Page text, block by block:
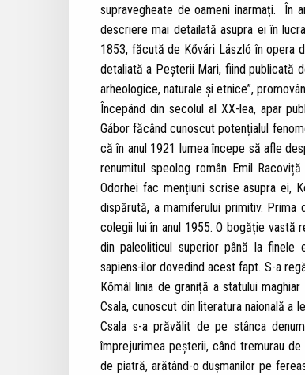
supravegheate de oameni înarmați. În
descriere mai detailată asupra ei în
1853, făcută de Kővári László în opera
detaliată a Peșterii Mari, fiind publicată
arheologice, naturale și etnice”,
Începând din secolul al XX-lea, apar
Gábor făcând cunoscut potențialul
că în anul 1921 lumea începe să afle
renumitul speolog român Emil
Odorhei fac mențiuni scrise asupra ei,
dispărută, a mamiferului primitiv. Prima
colegii lui în anul 1955. O bogăție vastă
din paleoliticul superior până la
sapiens-ilor dovedind acest fapt. S-a
Kőmál linia de graniță a statului
Csala, cunoscut din literatura naională
Csala s-a prăvălit de pe stânca
împrejurimea peșterii, când tremurau
de piatră, arătând-o dușmanilor pe